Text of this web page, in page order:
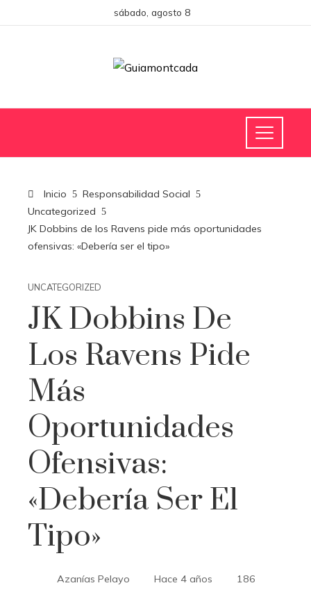
sábado, agosto 8
Inicio
Responsabilidad Social
Uncategorized
JK Dobbins de los Ravens pide más oportunidades
ofensivas: «Debería ser el tipo»
UNCATEGORIZED
JK Dobbins De
Los Ravens Pide
Más
Oportunidades
Ofensivas:
«Debería Ser El
Tipo»
Azanías Pelayo Hace 4 años 186